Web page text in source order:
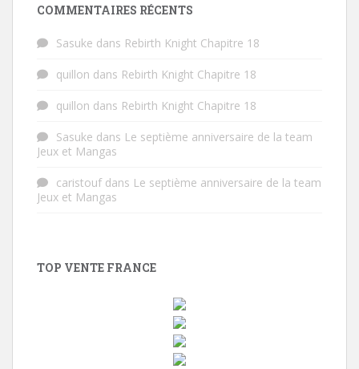
COMMENTAIRES RÉCENTS
Sasuke dans Rebirth Knight Chapitre 18
quillon dans Rebirth Knight Chapitre 18
quillon dans Rebirth Knight Chapitre 18
Sasuke dans Le septième anniversaire de la team
Jeux et Mangas
caristoufdans Le septième anniversaire de la team
Jeux et Mangas
TOP VENTE FRANCE